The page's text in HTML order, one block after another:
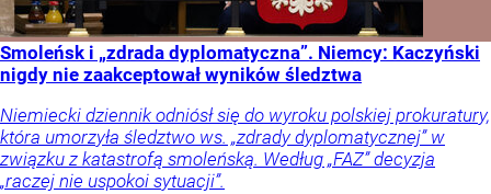
Smoleńsk i „zdrada dyplomatyczna”. Niemcy: Kaczyński
nigdy nie zaakceptował wyników śledztwa
Niemiecki dziennik odniósł się do wyroku polskiej prokuratury,
która umorzyła śledztwo ws. „zdrady dyplomatycznej” w
związku z katastrofą smoleńską. Według „FAZ” decyzja
„raczej nie uspokoi sytuacji”.